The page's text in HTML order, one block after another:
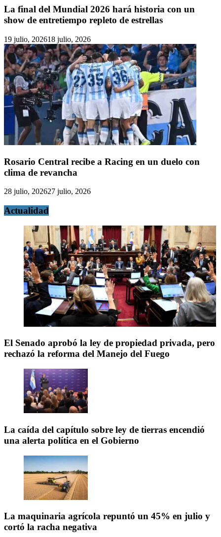
La final del Mundial 2026 hará historia con un
show de entretiempo repleto de estrellas
19 julio, 202618 julio, 2026
Rosario Central recibe a Racing en un duelo con
clima de revancha
28 julio, 202627 julio, 2026
Actualidad
El Senado aprobó la ley de propiedad privada, pero
rechazó la reforma del Manejo del Fuego
La caída del capítulo sobre ley de tierras encendió
una alerta política en el Gobierno
La maquinaria agrícola repuntó un 45% en julio y
cortó la racha negativa